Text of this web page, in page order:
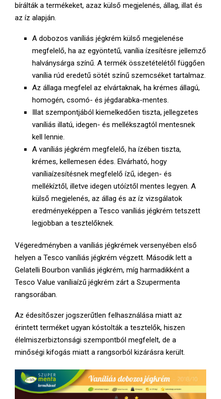
bírálták a termékeket, azaz külső megjelenés, állag, illat és
az íz alapján.
A dobozos vaníliás jégkrém külső megjelenése
megfelelő, ha az egyöntetű, vanília ízesítésre jellemző
halványsárga színű. A termék összetételétől függően
vanília rúd eredetű sötét színű szemcséket tartalmaz.
Az állaga megfelel az elvártaknak, ha krémes állagú,
homogén, csomó- és jégdarabka-mentes.
Illat szempontjából kiemelkedően tiszta, jellegzetes
vaníliás illatú, idegen- és mellékszagtól mentesnek
kell lennie.
A vaníliás jégkrém megfelelő, ha ízében tiszta,
krémes, kellemesen édes. Elvárható, hogy
vaníliaízesítésnek megfelelő ízű, idegen- és
mellékíztől, illetve idegen utóíztől mentes legyen. A
külső megjelenés, az állag és az íz vizsgálatok
eredményeképpen a Tesco vaníliás jégkrém tetszett
legjobban a tesztelőknek.
Végeredményben a vaníliás jégkrémek versenyében első
helyen a Tesco vaníliás jégkrém végzett. Második lett a
Gelatelli Bourbon vaníliás jégkrém, míg harmadikként a
Tesco Value vaníliaízű jégkrém zárt a Szupermenta
rangsorában.
Az édesítőszer jogszerűtlen felhasználása miatt az
érintett terméket ugyan kóstolták a tesztelők, hiszen
élelmiszerbiztonsági szempontból megfelelt, de a
minőségi kifogás miatt a rangsorból kizárásra került.